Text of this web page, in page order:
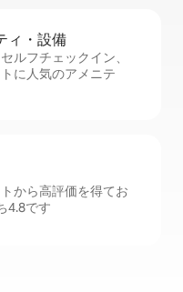
ィ・設⁠備
ル⁠フチ⁠ェ⁠ッ⁠ク⁠イ⁠ン、
に人気のアメニテ
から高評価を得てお
4.8です